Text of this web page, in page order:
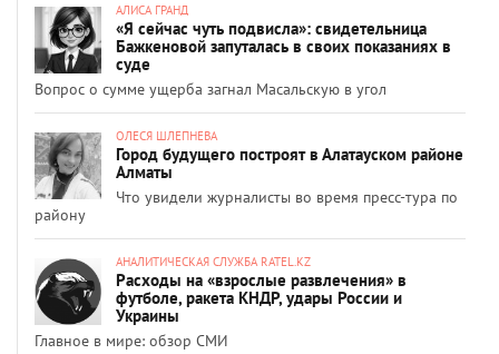
АЛИСА ГРАНД
«Я сейчас чуть подвисла»: свидетельница
Бажкеновой запуталась в своих показаниях в
суде
Вопрос о сумме ущерба загнал Масальскую в угол
ОЛЕСЯ ШЛЕПНЕВА
Город будущего построят в Алатауском районе
Алматы
Что увидели журналисты во время пресс-тура по
району
АНАЛИТИЧЕСКАЯ СЛУЖБА RATEL.KZ
Расходы на «взрослые развлечения» в
футболе, ракета КНДР, удары России и
Украины
Главное в мире: обзор СМИ